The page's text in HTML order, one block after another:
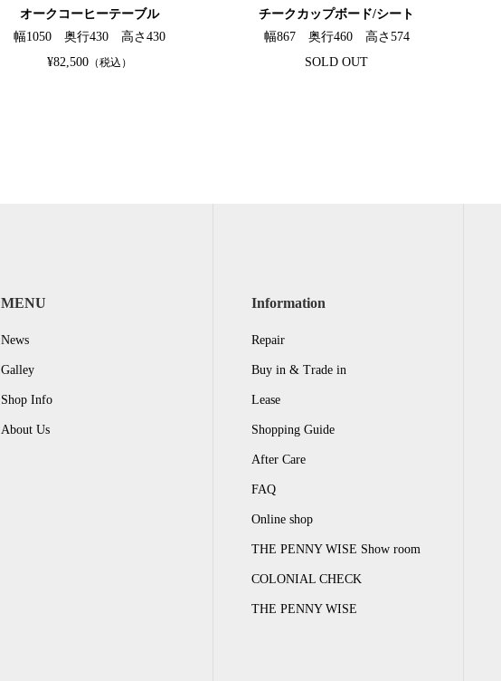
オークコーヒーテーブル
幅1050 奥行430 高さ430
¥82,500 （税込）
チークカップボード/シート
幅867 奥行460 高さ574
SOLD OUT
MENU
News
Galley
Shop Info
About Us
Information
Repair
Buy in & Trade in
Lease
Shopping Guide
After Care
FAQ
Online shop
THE PENNY WISE Show room
COLONIAL CHECK
THE PENNY WISE